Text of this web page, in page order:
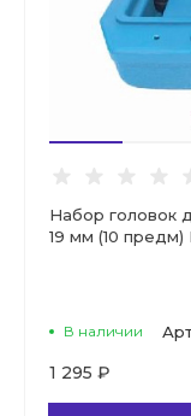
Набор головок
19 мм (10
В наличии
1 295 ₽